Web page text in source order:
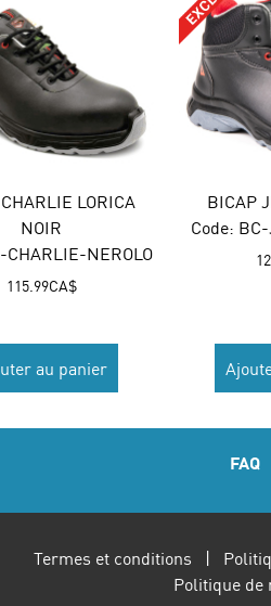
LORICA
NOIR
CHARLIE-NEROLO
CA$
115.99
au panier
BICAP
Code:
FAQ
Termes et conditions |
Politique de